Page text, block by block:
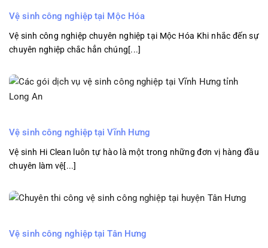
Vệ sinh công nghiệp tại Mộc Hóa
Vệ sinh công nghiệp chuyên nghiệp tại Mộc Hóa Khi nhắc đến sự
chuyên nghiệp chắc hẳn chúng[...]
Vệ sinh công nghiệp tại Vĩnh Hưng
Vệ sinh Hi Clean luôn tự hào là một trong những đơn vị hàng đầu
chuyên làm vệ[...]
Vệ sinh công nghiệp tại Tân Hưng